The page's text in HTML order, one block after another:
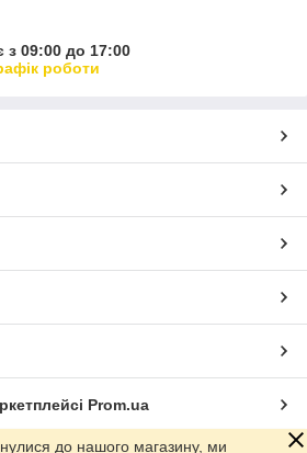
з 09:00 до 17:00
роботи
Prom.ua
до нашого магазину, ми